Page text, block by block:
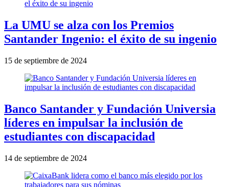
La UMU se alza con los Premios
Santander Ingenio: el éxito de su ingenio
15 de septiembre de 2024
Banco Santander y Fundación Universia
líderes en impulsar la inclusión de
estudiantes con discapacidad
14 de septiembre de 2024